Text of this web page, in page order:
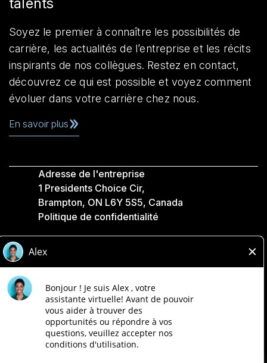
talents
Soyez le premier à connaître les possibilités de
carrière, les actualités de l’entreprise et les récits
inspirants de nos collègues. Restez en contact,
découvrez ce qui est possible et voyez comment
évoluer dans votre carrière chez nous.
En savoir plus
Adresse de l'entreprise
1 Presidents Choice Cir,
Brampton, ON L6Y 5S5, Canada
Politique de confidentialité
Accessibilité
Compagnies Loblaw